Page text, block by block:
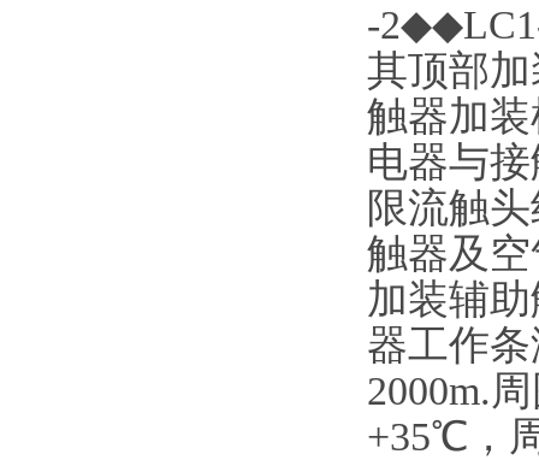
-
其顶部
触器加
电器与
限流触
触器及
加装辅
器工作
2000m.
+35℃，